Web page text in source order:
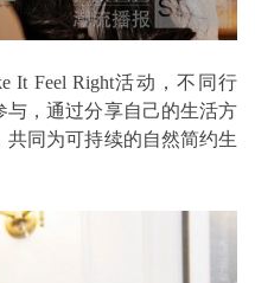
Feel Right活动，不同行
与，通过分享自己的生活方
同为可持续的自然简约生